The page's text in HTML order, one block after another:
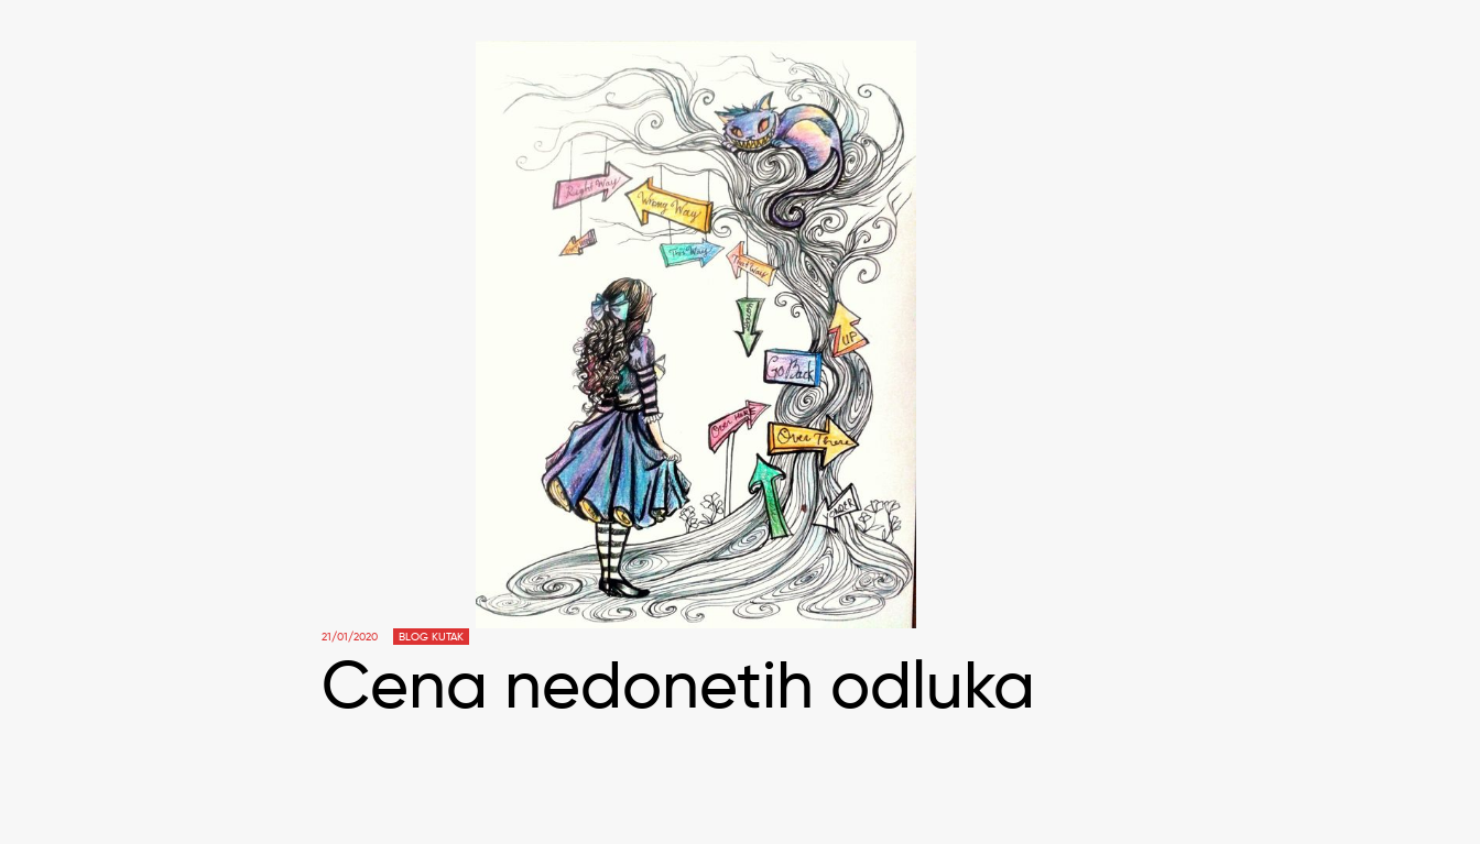
21/01/2020 BLOG KUTAK
Cena nedonetih odluka